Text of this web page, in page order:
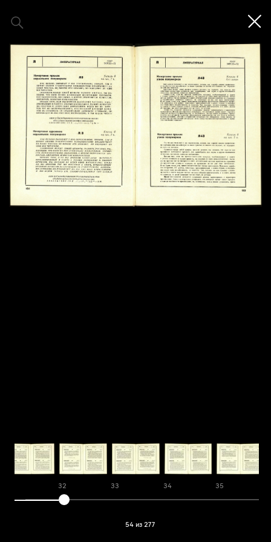
32 33 34 35
54 из 277